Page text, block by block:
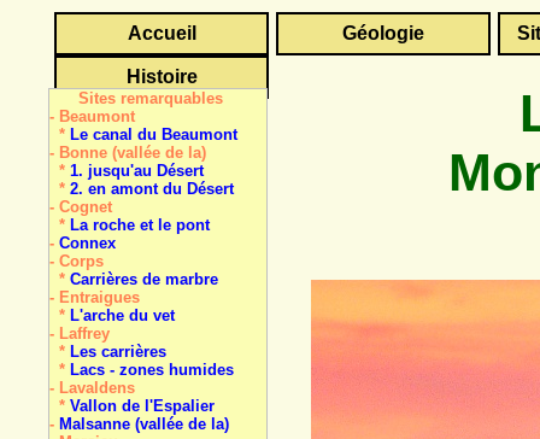
Accueil Géologie
Histoire
Sites remarquables
- Beaumont
* Le canal du Beaumont
- Bonne (vallée de la)
* 1. jusqu'au Désert
* 2. en amont du Désert
- Cognet
* La roche et le pont
- Connex
- Corps
* Carrières de marbre
- Entraigues
* L'arche du vet
- Laffrey
* Les carrières
* Lacs - zones humides
- Lavaldens
* Vallon de l'Espalier
- Malsanne (vallée de la)